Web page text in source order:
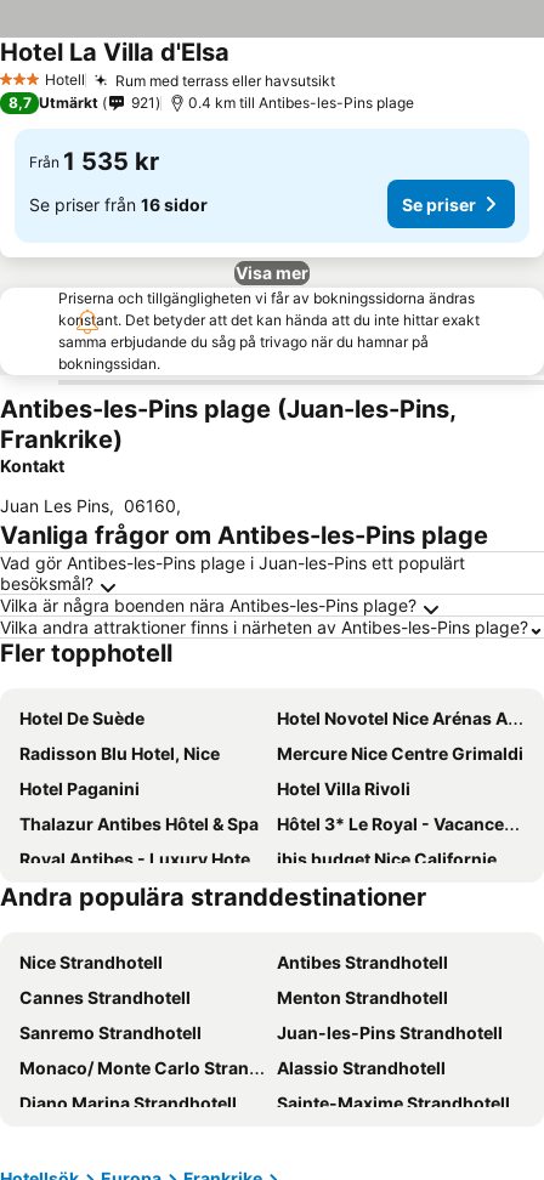
3 StjärnorHotell Rum med terrass eller havsutsikt
Hotel La Villa d'Elsa
8,7 Utmärkt 921 0.4 km till Antibes-les-Pins plage
Från 1 535 kr
Se priser från 16 sidor Se priser
Visa mer
Priserna och tillgängligheten vi får av bokningssidorna ändras
konstant. Det betyder att det kan hända att du inte hittar exakt
samma erbjudande du såg på trivago när du hamnar på
bokningssidan.
Antibes-les-Pins plage (Juan-les-Pins,
Frankrike)
Kontakt
Juan Les Pins, 06160,
Vanliga frågor om Antibes-les-Pins plage
Vad gör Antibes-les-Pins plage i Juan-les-Pins ett populärt
besöksmål?
Vilka är några boenden nära Antibes-les-Pins plage?
Vilka andra attraktioner finns i närheten av Antibes-les-Pins plage?
Fler topphotell
Hotel De Suède
Hotel Novotel Nice Arénas Aéroport
Radisson Blu Hotel, Nice
Mercure Nice Centre Grimaldi
Hotel Paganini
Hotel Villa Rivoli
Thalazur Antibes Hôtel & Spa
Hôtel 3* Le Royal - Vacances Bleues
Royal Antibes - Luxury Hotel, Résidence, Beach & Spa
ibis budget Nice Californie Lenval
Hôtel & Appartements Monsigny
Albert 1er
Le Windsor, Jungle Art Hotel
Westminster Hotel & Spa Nice
Hôtel Bahia
ibis Nice Centre Gare
Hotel Beau Rivage
Hôtel Belle Meunière
Le Méridien Nice
Splendid Hotel & Spa Nice
Mercure Nice Promenade Des Anglais
Hotel La Villa Nice Promenade
Hotel Nice Riviera
Andra populära stranddestinationer
Nice Strandhotell
Antibes Strandhotell
Cannes Strandhotell
Menton Strandhotell
Sanremo Strandhotell
Juan-les-Pins Strandhotell
Monaco/ Monte Carlo Strandhotell
Alassio Strandhotell
Diano Marina Strandhotell
Sainte-Maxime Strandhotell
Saint-Raphaël Strandhotell